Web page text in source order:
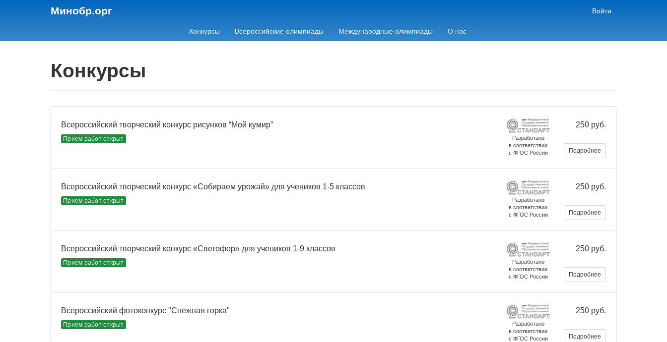
Минобр.орг Войти
Конкурсы Всероссийские олимпиады Международные олимпиады О нас
Конкурсы
Всероссийский творческий конкурс рисунков “Мой кумир”
Прием работ открыт
Разработано
в соответствии
с ФГОС России
250 руб.
Подробнее
Всероссийский творческий конкурс «Собираем урожай» для учеников 1-5 классов
Прием работ открыт
Разработано
в соответствии
с ФГОС России
250 руб.
Подробнее
Всероссийский творческий конкурс «Светофор» для учеников 1-9 классов
Прием работ открыт
Разработано
в соответствии
с ФГОС России
250 руб.
Подробнее
Всероссийский фотоконкурс "Снежная горка"
Прием работ открыт
Разработано
в соответствии
с ФГОС России
250 руб.
Подробнее